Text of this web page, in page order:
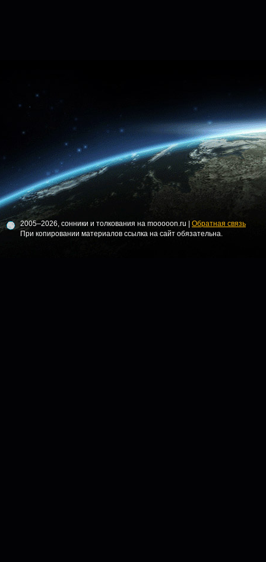
2005–2026, сонники и толкования на mooooon.ru | Обратная связь
При копировании материалов ссылка на сайт обязательна.